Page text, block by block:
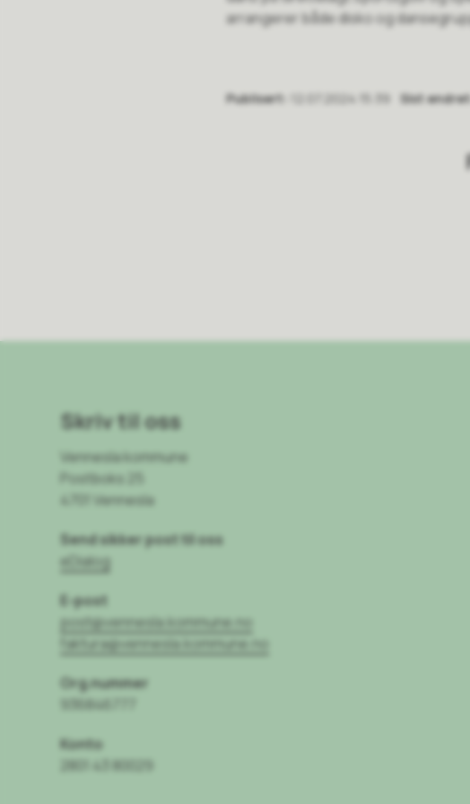
arrangerer både disko og
Publisert 12.07.2024 15:39 Sist endret
Skriv til oss
Vennesla kommune
Postboks 25
4701 Vennesla
Send sikker post til oss
eDialog
E-post
post@vennesla.kommune.no
faktura@vennesla.kommune.no
Org.nummer
936846777
Konto
2801 43 80029